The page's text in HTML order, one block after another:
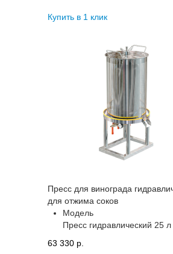
Купить в 1 клик
Пресс для винограда
для отжима соков
Модель
Пресс гидравлический 25 л
63 330 p.